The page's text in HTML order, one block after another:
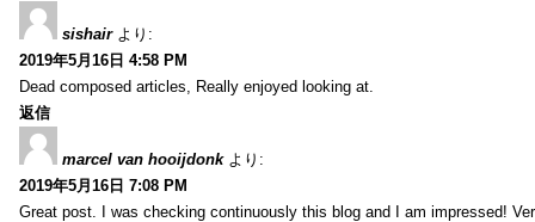
sishair より:
2019年5月16日 4:58 PM
Dead composed articles, Really enjoyed looking at.
返信
marcel van hooijdonk より:
2019年5月16日 7:08 PM
Great post. I was checking continuously this blog and I am impressed!